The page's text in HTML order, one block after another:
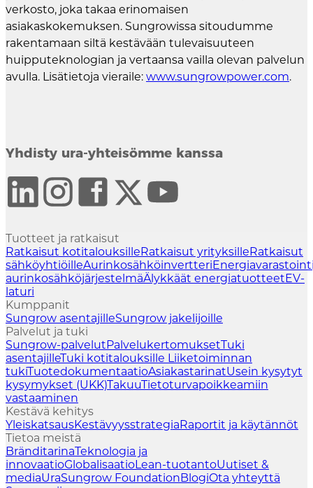
verkosto, joka takaa erinomaisen
asiakaskokemuksen. Sungrowissa sitoudumme
rakentamaan siltä kestävään tulevaisuuteen
huipputeknologian ja vertaansa vailla olevan palvelun
avulla. Lisätietoja vieraile: www.sungrowpower.com.
Yhdisty ura-yhteisömme kanssa
Tuotteet ja ratkaisut
Ratkaisut kotitalouksilleRatkaisut yrityksilleRatkaisut
sähköyhtiöilleAurinkosähköinvertteri
aurinkosähköjärjestelmäÄlykkäät energiatuotteetEV-
laturi
Kumppanit
Sungrow asentajilleSungrow jakelijoille
Palvelut ja tuki
Sungrow-palvelutPalvelukertomuksetTuki
asentajilleTuki kotitalouksille Liiketoiminnan
tukiTuotedokumentaatioAsiakastarinatUsein kysytyt
kysymykset (UKK)TakuuTietoturvapoikkeamiin
vastaaminen
Kestävä kehitys
YleiskatsausKestävyysstrategiaRaportit ja käytännöt
Tietoa meistä
BränditarinaTeknologia ja
innovaatioGlobalisaatioLean-tuotantoUutiset &
mediaUraSungrow FoundationBlogiOta yhteyttä